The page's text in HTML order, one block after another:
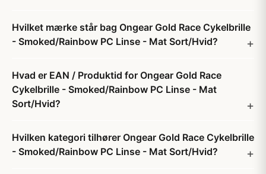
Hvilket mærke står bag Ongear Gold Race Cykelbrille
- Smoked/Rainbow PC Linse - Mat Sort/Hvid?
Hvad er EAN / Produktid for Ongear Gold Race
Cykelbrille - Smoked/Rainbow PC Linse - Mat
Sort/Hvid?
Hvilken kategori tilhører Ongear Gold Race Cykelbrille
- Smoked/Rainbow PC Linse - Mat Sort/Hvid?